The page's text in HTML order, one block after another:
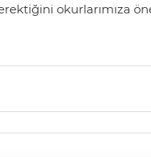
okurlarımıza